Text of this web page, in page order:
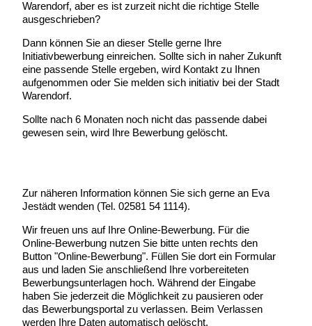
Warendorf, aber es ist zurzeit nicht die richtige Stelle
ausgeschrieben?
Dann können Sie an dieser Stelle gerne Ihre
Initiativbewerbung einreichen. Sollte sich in naher Zukunft
eine passende Stelle ergeben, wird Kontakt zu Ihnen
aufgenommen oder Sie melden sich initiativ bei der Stadt
Warendorf.
Sollte nach 6 Monaten noch nicht das passende dabei
gewesen sein, wird Ihre Bewerbung gelöscht.
Zur näheren Information können Sie sich gerne an Eva
Jestädt wenden (Tel. 02581 54 1114).
Wir freuen uns auf Ihre Online-Bewerbung. Für die
Online-Bewerbung nutzen Sie bitte unten rechts den
Button "Online-Bewerbung". Füllen Sie dort ein Formular
aus und laden Sie anschließend Ihre vorbereiteten
Bewerbungsunterlagen hoch. Während der Eingabe
haben Sie jederzeit die Möglichkeit zu pausieren oder
das Bewerbungsportal zu verlassen. Beim Verlassen
werden Ihre Daten automatisch gelöscht.